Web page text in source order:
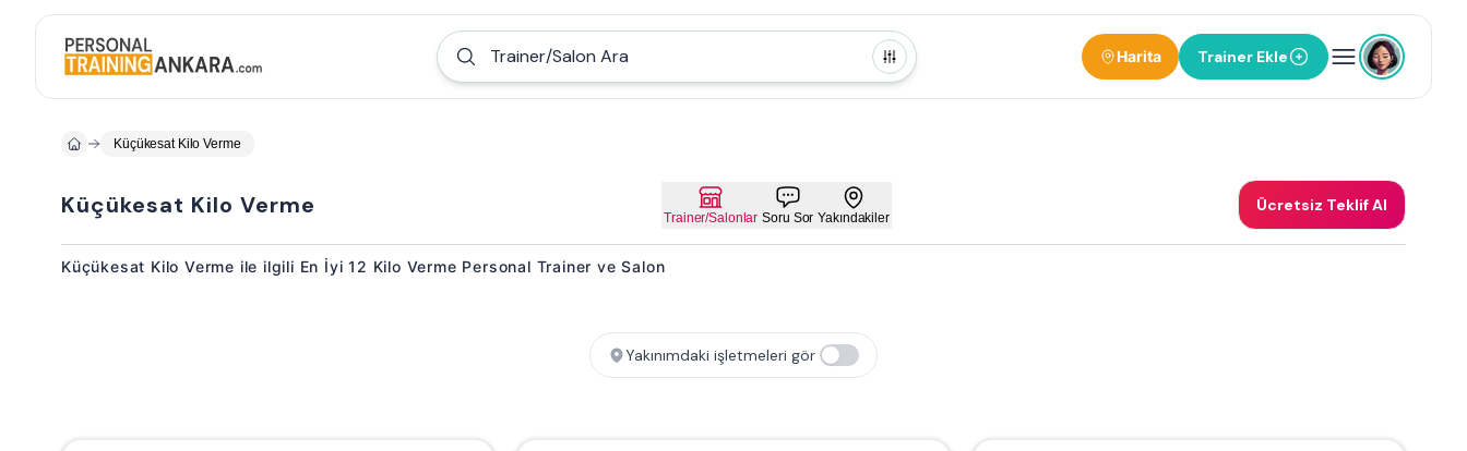
Trainer/Salon Ara Harita Trainer Ekle
Küçükesat Kilo Verme
Küçükesat Kilo Verme Trainer/Salonlar Soru Sor Yakındakiler
Ücretsiz Teklif Al
Küçükesat Kilo Verme ile ilgili En İyi 12 Kilo Verme Personal Trainer ve Salon
Yakınımdaki işletmeleri gör